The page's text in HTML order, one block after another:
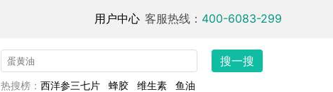
用户中心 客服热线： 400-6083-299
搜一搜
热搜榜： 西洋参三七片 蜂胶 维生素 鱼油